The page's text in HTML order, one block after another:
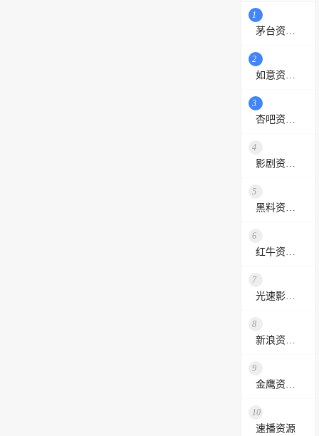
1
2
3
4
5
6
7
8
9
10
速播资源